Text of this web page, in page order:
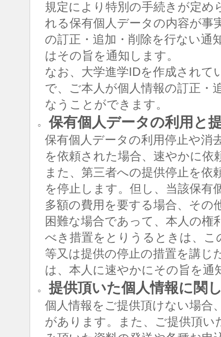
規定により特別の手続きが定め
れる保有個人データの内容が事
の訂正・追加・削除を行ない通
はその旨を通知します。
なお、大学進学IDを作成されて
で、ご本人が個人情報の訂正・
なうことができます。
○ 保有個人データの利用と
保有個人データの利用停止や消
を依頼された場合、速やかに
また、第三者への提供停止を
を停止します。但し、当該保有
多額の費用を要する場合、その
困難な場合であって、本人の
べき措置をとりうるときは、
等又は提供の停止の措置を講
は、本人に速やかにその旨を通
○ 提供頂いた個人情報に関
個人情報をご提供頂けない場合
があります。また、ご提供頂い